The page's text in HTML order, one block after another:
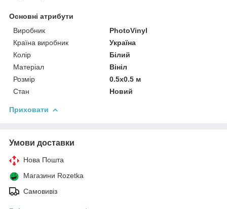
Основні атрибути
Виробник
PhotoVinyl
Країна виробник
Україна
Колір
Білий
Матеріал
Вініл
Розмір
0.5x0.5 м
Стан
Новий
Приховати
Умови доставки
Нова Пошта
Магазини Rozetka
Самовивіз